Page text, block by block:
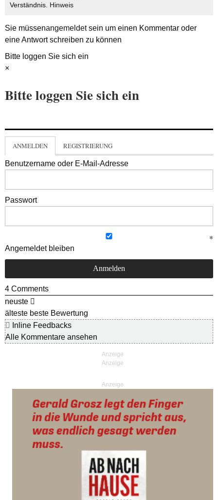
Verständnis. Hinweis
Sie müssenangemeldetsein um einen Kommentar oder
eine Antwort schreiben zu können
Bitte loggen Sie sich ein
×
Bitte loggen Sie sich ein
ANMELDEN REGISTRIERUNG
Benutzername oder E-Mail-Adresse
Passwort
Angemeldet bleiben
4 Comments
neuste
älteste beste Bewertung
Inline Feedbacks
Alle Kommentare ansehen
Anzeige